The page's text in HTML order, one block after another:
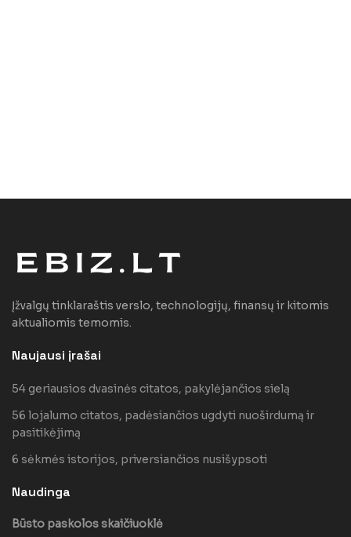
Įžvalgų tinklaraštis verslo, technologijų, finansų ir kitomis
aktualiomis temomis.
Naujausi įrašai
54 geriausios dvasinės citatos, pakylėjančios sielą
56 lojalumo citatos, padėsiančios ugdyti nuoširdumą ir
pasitikėjimą
6 sėkmės istorijos, priversiančios nusišypsoti
Naudinga
Būsto paskolos skaičiuoklė